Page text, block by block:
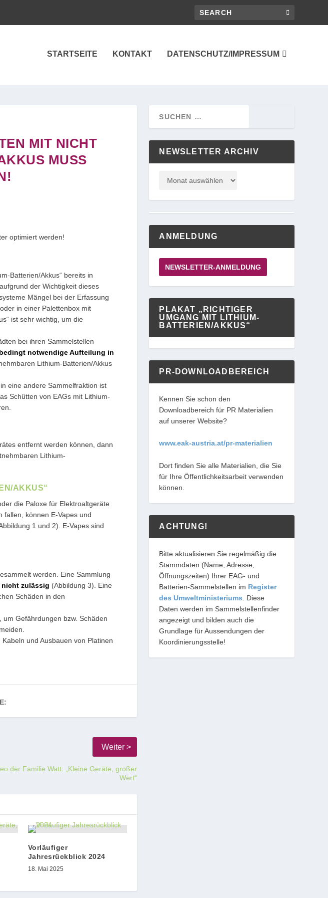
STARTSEITE KONTAKT DATENSCHUTZ/IMPRESSUM
MIT NICHT
MUSS
Batterien/Akkus“ bereits in
der Wichtigkeit dieses
Mängel bei der Erfassung
in einer Palettenbox mit
ist sehr wichtig, um die
bei ihren Sammelstellen
notwendige Aufteilung in
Lithium-Batterien/Akkus
eine andere Sammelfraktion ist
Schütten von EAGs mit Lithium-
entfernt werden können, dann
Lithium-
AKKUS“
die Paloxe für Elektroaltgeräte
fallen, können E-Vapes und
1 und 2). E-Vapes sind
werden. Eine Sammlung
nicht zulässig (Abbildung 3). Eine
Schäden in den
Gefährdungen bzw. Schäden
und Ausbauen von Platinen
der Familie Watt: „Kleine Geräte, großer
Wert“
Vorläufiger
Jahresrückblick 2024
18. Mai 2025
NEWSLETTER ARCHIV
ANMELDUNG
NEWSLETTER-ANMELDUNG
PLAKAT „RICHTIGER
UMGANG MIT LITHIUM-
BATTERIEN/AKKUS“
PR-DOWNLOADBEREICH
Kennen Sie schon den
Downloadbereich für PR Materialien
auf unserer Website?
www.eak-austria.at/pr-materialien
Dort finden Sie alle Materialien, die Sie
für Ihre Öffentlichkeitsarbeit verwenden
können.
ACHTUNG!
Bitte aktualisieren Sie regelmäßig die
Stammdaten (Name, Adresse,
Öffnungszeiten) Ihrer EAG- und
Batterien-Sammelstellen im Register
des Umweltministeriums . Diese
Daten werden im Sammelstellenfinder
angezeigt und bilden auch die
Grundlage für Aussendungen der
Koordinierungsstelle!